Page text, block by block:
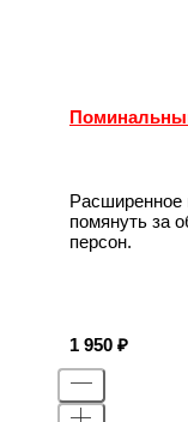
Расширенное
помянуть за
персон.
1 950